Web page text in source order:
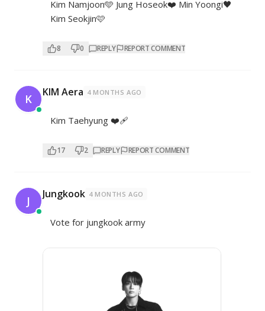
Kim Namjoon🩵 Jung Hoseok❤️ Min Yoongi🖤
Kim Seokjin🩷
8 0 REPLY REPORT COMMENT
K KIM Aera 4 MONTHS AGO
Kim Taehyung ❤️‍🩹
17 2 REPLY REPORT COMMENT
J Jungkook 4 MONTHS AGO
Vote for jungkook army